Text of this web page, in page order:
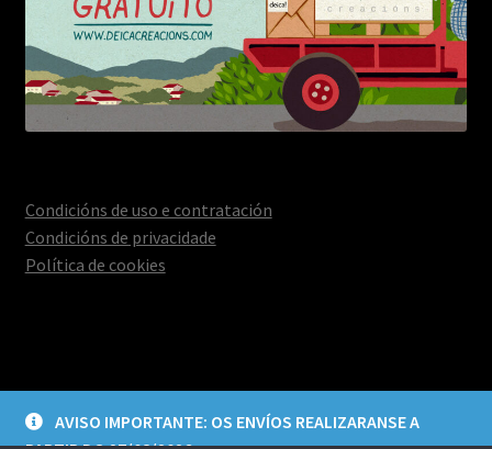
AVISO IMPORTANTE: OS ENVÍOS REALIZARANSE A
Condicións de uso e contratación
Condicións de privacidade
Política de cookies
Aviso legal e política de privacidade
Construído con